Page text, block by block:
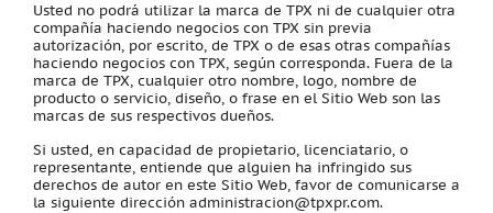
Usted no podrá utilizar la marca de TPX ni de cualquier otra
compañía haciendo negocios con TPX sin previa
autorización, por escrito, de TPX o de esas otras compañías
haciendo negocios con TPX, según corresponda. Fuera de la
marca de TPX, cualquier otro nombre, logo, nombre de
producto o servicio, diseño, o frase en el Sitio Web son las
marcas de sus respectivos dueños.
Si usted, en capacidad de propietario, licenciatario, o
representante, entiende que alguien ha infringido sus
derechos de autor en este Sitio Web, favor de comunicarse a
la siguiente dirección administracion@tpxpr.com.